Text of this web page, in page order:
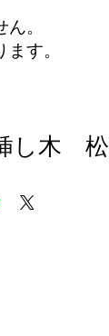
。
す。
し木